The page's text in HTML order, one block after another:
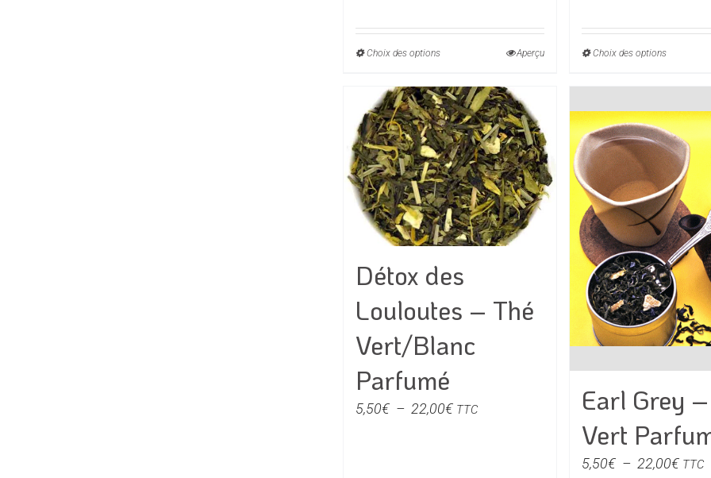
Choix des optionsCe
a
plusieurs
variations.
Les
options
peuvent
être
choisies
sur
page
produit
Aperçu Choix des optionsCe
Les
options
être
sur
la
page
du
Détox des
Louloutes – Thé
Vert/Blanc
Parfumé
5,50€ – 22,00€Plage
TTC
Earl Grey
Vert
5,50€ – 22,00€Plage
TTC